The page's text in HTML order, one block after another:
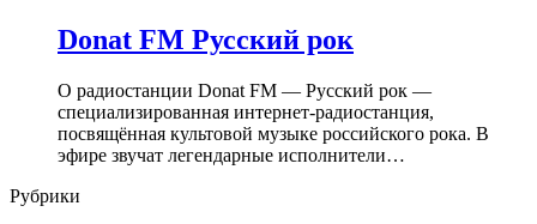
Donat FM Русский рок
О радиостанции Donat FM — Русский рок —
специализированная интернет-радиостанция,
посвящённая культовой музыке российского рока. В
эфире звучат легендарные исполнители…
Рубрики